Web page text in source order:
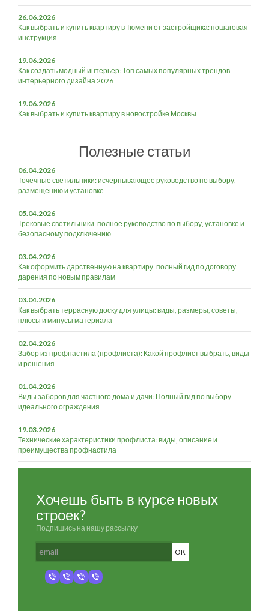
26.06.2026
Как выбрать и купить квартиру в Тюмени от застройщика: пошаговая
инструкция
19.06.2026
Как создать модный интерьер: Топ самых популярных трендов
интерьерного дизайна 2026
19.06.2026
Как выбрать и купить квартиру в новостройке Москвы
Полезные статьи
06.04.2026
Точечные светильники: исчерпывающее руководство по выбору,
размещению и установке
05.04.2026
Трековые светильники: полное руководство по выбору, установке и
безопасному подключению
03.04.2026
Как оформить дарственную на квартиру: полный гид по договору
дарения по новым правилам
03.04.2026
Как выбрать террасную доску для улицы: виды, размеры, советы,
плюсы и минусы материала
02.04.2026
Забор из профнастила (профлиста): Какой профлист выбрать, виды
и решения
01.04.2026
Виды заборов для частного дома и дачи: Полный гид по выбору
идеального ограждения
19.03.2026
Технические характеристики профлиста: виды, описание и
преимущества профнастила
Хочешь быть в курсе новых
строек?
Подпишись на нашу рассылку